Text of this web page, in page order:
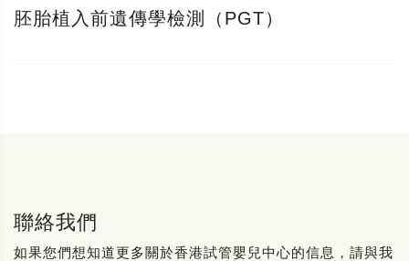
胚胎植入前遺傳學檢測（PGT）
聯絡我們
如果您們想知道更多關於香港試管嬰兒中心的信息，請與我